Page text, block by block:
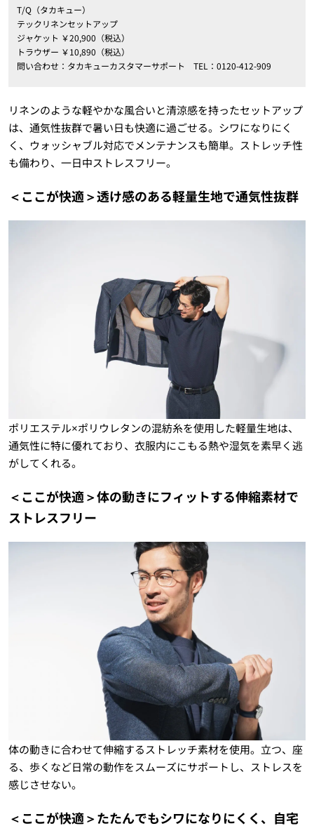
T/Q（タカキュー）
テックリネンセットアップ
ジャケット ￥20,900（税込）
トラウザー ￥10,890（税込）
問い合わせ：タカキューカスタマーサポート TEL：0120-412-909
リネンのような軽やかな風合いと清涼感を持ったセットアップ
は、通気性抜群で暑い日も快適に過ごせる。シワになりにく
く、ウォッシャブル対応でメンテナンスも簡単。ストレッチ性
も備わり、一日中ストレスフリー。
＜ここが快適＞透け感のある軽量生地で通気性抜群
ポリエステル×ポリウレタンの混紡糸を使用した軽量生地は、
通気性に特に優れており、衣服内にこもる熱や湿気を素早く逃
がしてくれる。
＜ここが快適＞体の動きにフィットする伸縮素材で
ストレスフリー
体の動きに合わせて伸縮するストレッチ素材を使用。立つ、座
る、歩くなど日常の動作をスムーズにサポートし、ストレスを
感じさせない。
＜ここが快適＞たたんでもシワになりにくく、自宅